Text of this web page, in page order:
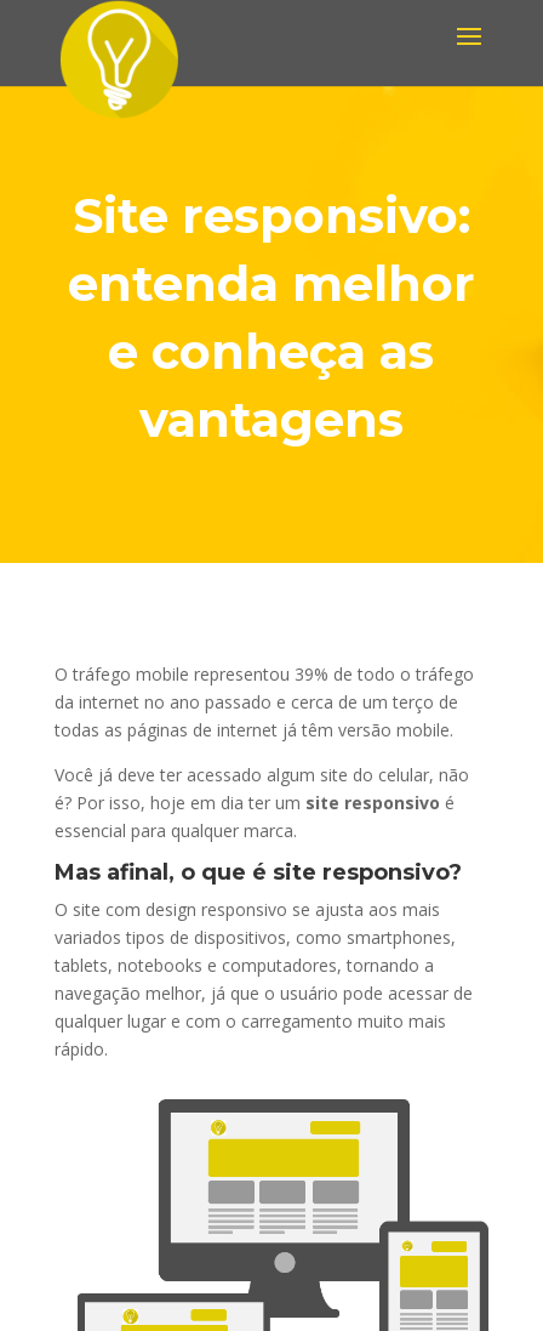
Site responsivo:
entenda melhor
e conheça as
vantagens
O tráfego mobile representou 39% de todo o tráfego
da internet no ano passado e cerca de um terço de
todas as páginas de internet já têm versão mobile.
Você já deve ter acessado algum site do celular, não
é? Por isso, hoje em dia ter um site responsivo é
essencial para qualquer marca.
Mas afinal, o que é site responsivo?
O site com design responsivo se ajusta aos mais
variados tipos de dispositivos, como smartphones,
tablets, notebooks e computadores, tornando a
navegação melhor, já que o usuário pode acessar de
qualquer lugar e com o carregamento muito mais
rápido.